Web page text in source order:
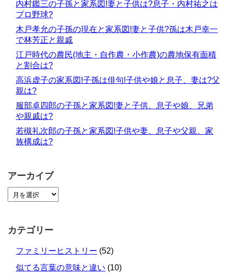
内村鑑三の子孫と家系図!妻と子供は?息子・内村祐之は
プロ野球?
木戸孝允の子孫の現在と家系図!妻と子供?孫は木戸幸一
で林芳正と親戚
江戸時代の農民(地主・自作農・小作農)の農地保有面積
と割合は?
高浜虚子の家系図!子孫は俳句!子供や娘と息子、妻は?父
親は?
服部卓四郎の子孫と家系図!妻と子供、息子や娘、兄弟
や親戚は?
若槻礼次郎の子孫と家系図!子供や妻、息子や父親、家
族構成は?
アーカイブ
カテゴリー
ファミリーヒストリー (52)
似てる言葉の意味と違い (10)